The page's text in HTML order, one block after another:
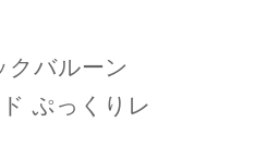
クバルーン
ぷっくりレ